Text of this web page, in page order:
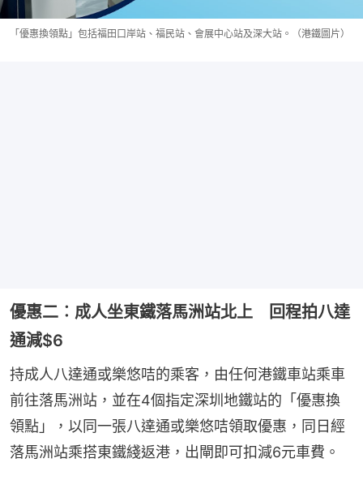
「優惠換領點」包括福田口岸站、福民站、會展中心站及深大站。（港鐵圖片）
優惠二︰成人坐東鐵落馬洲站北上 回程拍八達
通減$6
持成人八達通或樂悠咭的乘客，由任何港鐵車站乘車
前往落馬洲站，並在4個指定深圳地鐵站的「優惠換
領點」，以同一張八達通或樂悠咭領取優惠，同日經
落馬洲站乘搭東鐵綫返港，出閘即可扣減6元車費。